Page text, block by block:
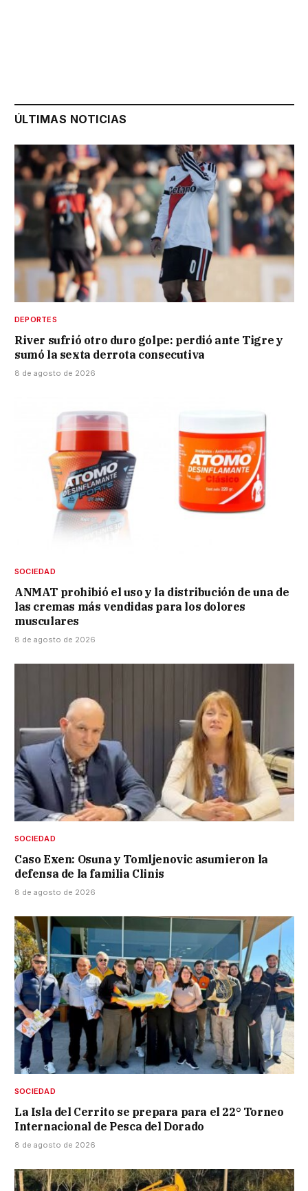
ÚLTIMAS NOTICIAS
DEPORTES
River sufrió otro duro golpe: perdió ante Tigre y
sumó la sexta derrota consecutiva
8 de agosto de 2026
SOCIEDAD
ANMAT prohibió el uso y la distribución de una de
las cremas más vendidas para los dolores
musculares
8 de agosto de 2026
SOCIEDAD
Caso Exen: Osuna y Tomljenovic asumieron la
defensa de la familia Clinis
8 de agosto de 2026
SOCIEDAD
La Isla del Cerrito se prepara para el 22° Torneo
Internacional de Pesca del Dorado
8 de agosto de 2026